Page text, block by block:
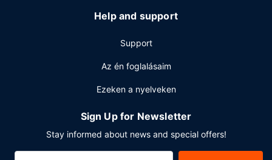
Help and support
Support
Az én foglalásaim
Ezeken a nyelveken
Sign Up for Newsletter
Stay informed about news and special offers!